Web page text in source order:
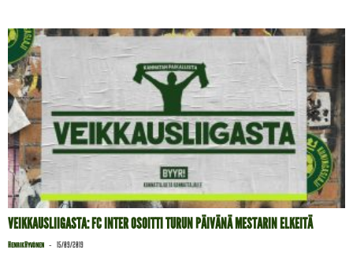
VEIKKAUSLIIGASTA: FC INTER OSOITTI TURUN PÄIVÄNÄ MESTARIN ELKEITÄ
Henrik Hyvönen - 15/09/2019